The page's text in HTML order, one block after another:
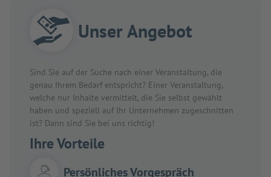
Unser Angebot
Sind Sie auf der Suche nach einer Veranstaltung, die
genau Ihrem Bedarf entspricht? Einer Veranstaltung,
welche nur Inhalte vermittelt, die Sie selbst gewählt
haben und speziell auf Ihr Unternehmen zugeschnitten
ist? Dann sind Sie bei uns richtig!
Ihre Vorteile
Persönliches Vorgespräch